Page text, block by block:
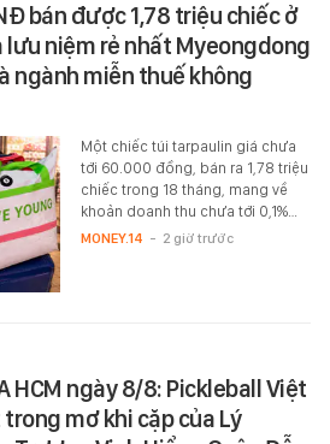
bán được 1,78 triệu chiếc ở
lưu niệm rẻ nhất Myeongdong
ngành miễn thuế không
Một chiếc túi tarpaulin giá chưa
tới 60.000 đồng, bán ra 1,78 triệu
chiếc trong 18 tháng, mang về
khoản doanh thu chưa tới 0,1%…
MONEY.14 - 2 giờ trước
HCM ngày 8/8: Pickleball Việt
mơ khi cặp của Lý